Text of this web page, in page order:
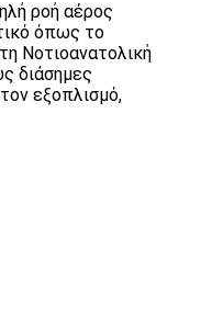
ροή αέρος
όπως το
Νοτιοανατολική
διάσημες
εξοπλισμό,